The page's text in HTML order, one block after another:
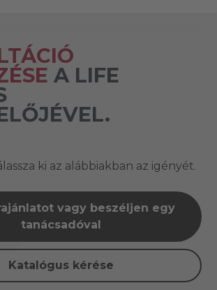
A LIFE
ki az alábbiakban az igényét.
vagy beszéljen egy
tanácsadóval
Katalógus kérése